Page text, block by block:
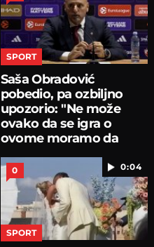
SPORT
Saša Obradović
pobedio, pa ozbiljno
upozorio: "Ne može
ovako da se igra o
ovome moramo da
0:04
0
SPORT